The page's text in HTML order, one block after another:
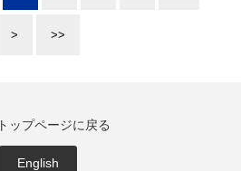
> >>
トップページに戻る
English